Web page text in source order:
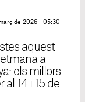
de 2026 - 05:30
aquest
a
els millors
al 14 i 15 de